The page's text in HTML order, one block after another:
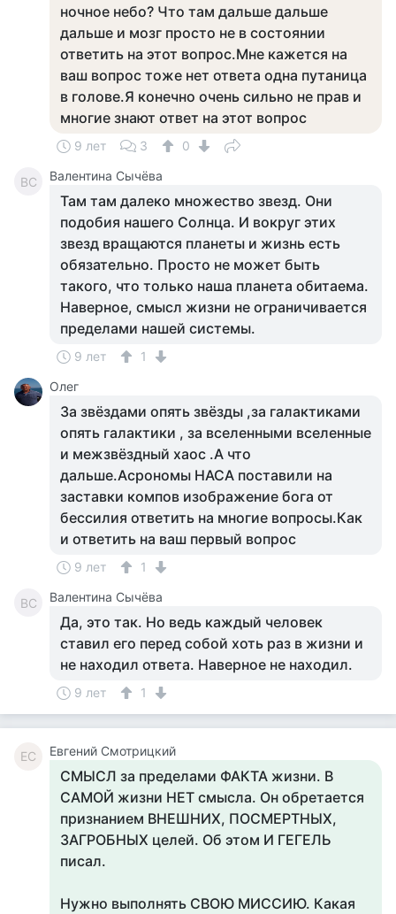
ночное небо? Что там дальше дальше
дальше и мозг просто не в состоянии
ответить на этот вопрос.Мне кажется на
ваш вопрос тоже нет ответа одна путаница
в голове.Я конечно очень сильно не прав и
многие знают ответ на этот вопрос
9 лет 3 0
ВС Валентина Сычёва
Там там далеко множество звезд. Они
подобия нашего Солнца. И вокруг этих
звезд вращаются планеты и жизнь есть
обязательно. Просто не может быть
такого, что только наша планета обитаема.
Наверное, смысл жизни не ограничивается
пределами нашей системы.
9 лет
1
Олег
За звёздами опять звёзды ,за галактиками
опять галактики , за вселенными вселенные
и межзвёздный хаос .А что
дальше.Асрономы НАСА поставили на
заставки компов изображение бога от
бессилия ответить на многие вопросы.Как
и ответить на ваш первый вопрос
9 лет 1
ВС Валентина Сычёва
Да, это так. Но ведь каждый человек
ставил его перед собой хоть раз в жизни и
не находил ответа. Наверное не находил.
9 лет 1
ЕС Евгений Смотрицкий
СМЫСЛ за пределами ФАКТА жизни. В
САМОЙ жизни НЕТ смысла. Он обретается
признанием ВНЕШНИХ, ПОСМЕРТНЫХ,
ЗАГРОБНЫХ целей. Об этом И ГЕГЕЛЬ
писал.
Нужно выполнять СВОЮ МИССИЮ. Какая